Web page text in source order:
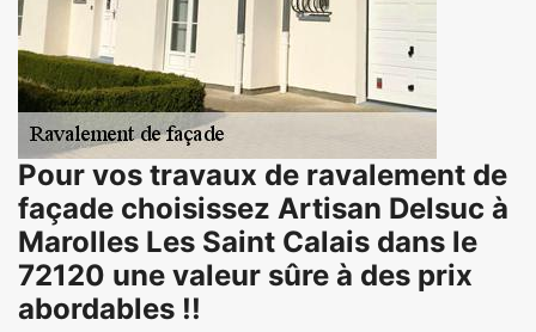
Pour vos travaux de ravalement de
façade choisissez Artisan Delsuc à
Marolles Les Saint Calais dans le
72120 une valeur sûre à des prix
abordables !!